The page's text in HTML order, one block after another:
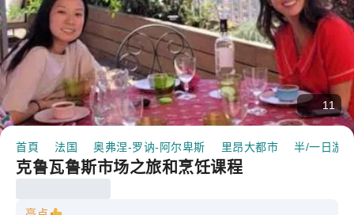
11
首頁 法国 奥弗涅-罗讷-阿尔卑斯 里昂大都市 半/一日游
克鲁瓦鲁斯市场之旅和烹饪课程